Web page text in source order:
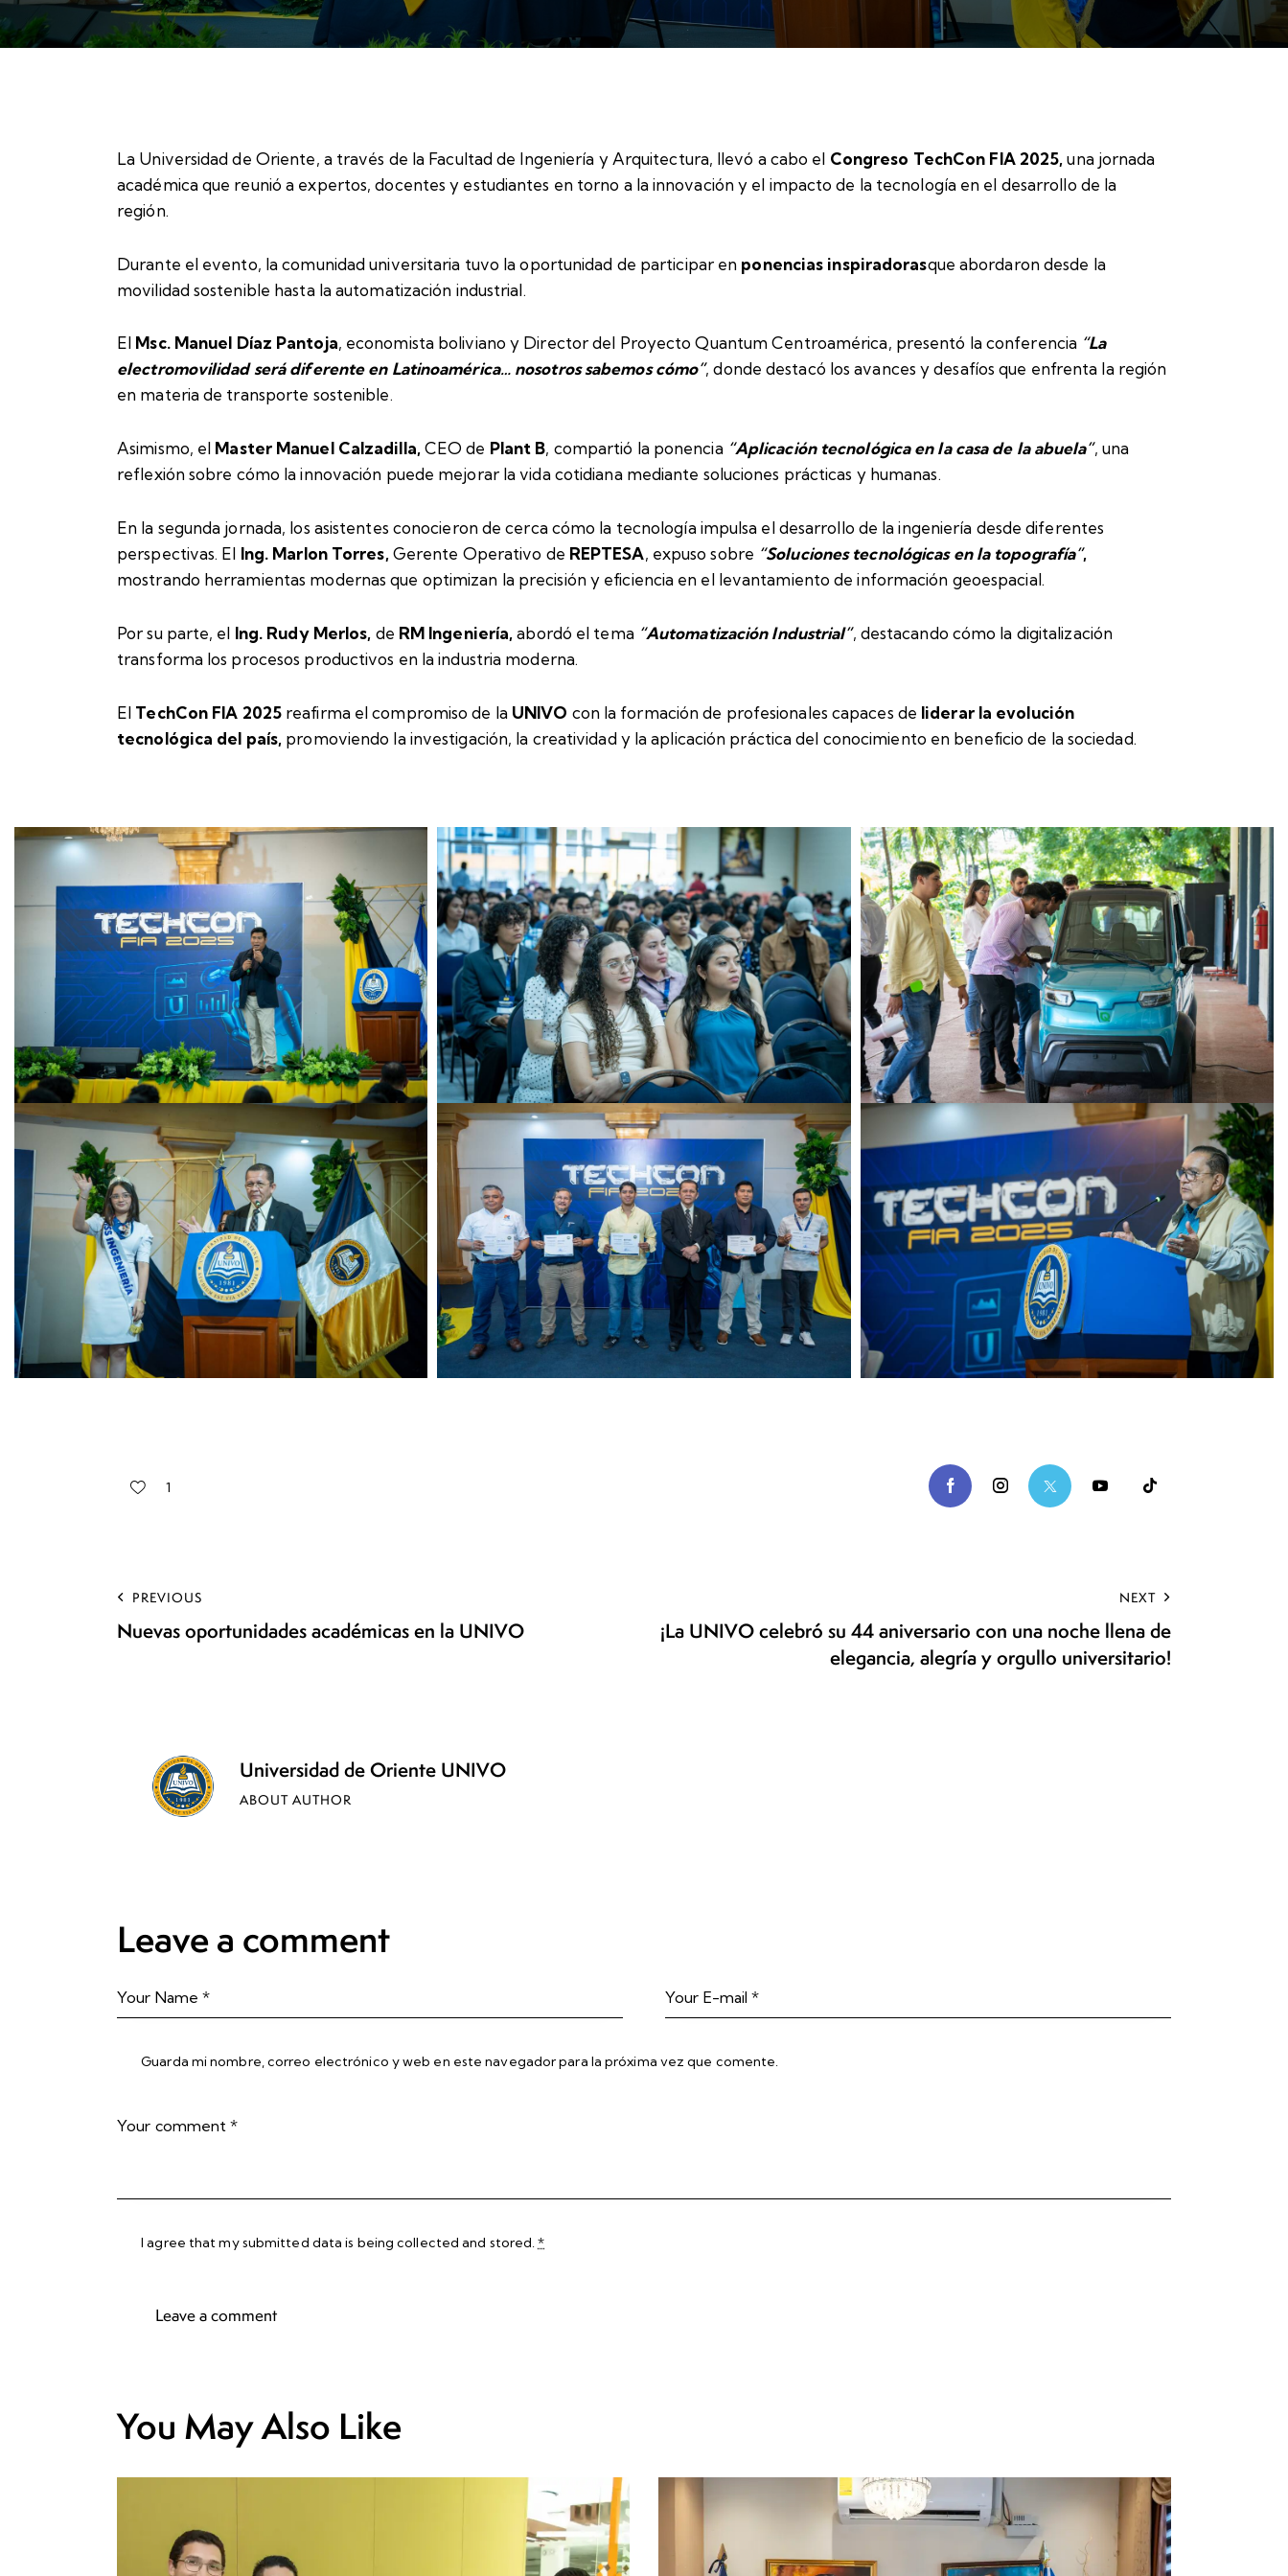
La Universidad de Oriente, a través de la Facultad de Ingeniería y Arquitectura, llevó a cabo el Congreso TechCon FIA 2025,una jornada
académica que reunió a expertos, docentes y estudiantes en torno a la innovación y el impacto de la tecnología en el desarrollo de la
región.
Durante el evento, la comunidad universitaria tuvo la oportunidad de participar en ponencias inspiradorasque abordaron desde la
movilidad sostenible hasta la automatización industrial.
El Msc. Manuel Díaz Pantoja, economista boliviano y Director del Proyecto Quantum Centroamérica, presentó la conferencia “La
electromovilidad será diferente en Latinoamérica… nosotros sabemos cómo”, donde destacó los avances y desafíos que enfrenta la región
en materia de transporte sostenible.
Asimismo, el Master Manuel Calzadilla,CEO de Plant B, compartió la ponencia “Aplicación tecnológica en la casa de la abuela”, una
reflexión sobre cómo la innovación puede mejorar la vida cotidiana mediante soluciones prácticas y humanas.
En la segunda jornada, los asistentes conocieron de cerca cómo la tecnología impulsa el desarrollo de la ingeniería desde diferentes
perspectivas. El Ing. Marlon Torres,Gerente Operativo de REPTESA, expuso sobre “Soluciones tecnológicas en la topografía”,
mostrando herramientas modernas que optimizan la precisión y eficiencia en el levantamiento de información geoespacial.
Por su parte, el Ing. Rudy Merlos, de RM Ingeniería,abordó el tema “Automatización Industrial”, destacando cómo la digitalización
transforma los procesos productivos en la industria moderna.
El TechCon FIA 2025reafirma el compromiso de la UNIVO con la formación de profesionales capaces de liderar la evolución
tecnológica del país, promoviendo la investigación, la creatividad y la aplicación práctica del conocimiento en beneficio de la sociedad.
1
PREVIOUS
Nuevas oportunidades académicas en la UNIVO
NEXT
¡La UNIVO celebró su 44 aniversario con una noche llena de
elegancia, alegría y orgullo universitario!
Universidad de Oriente UNIVO
ABOUT AUTHOR
Leave a comment
Guarda mi nombre, correo electrónico y web en este navegador para la próxima vez que comente.
I agree that my submitted data is beingcollected and stored.*
You May Also Like